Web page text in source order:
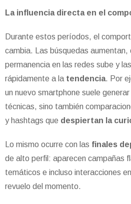
La influencia directa en el
Durante estos períodos, el
cambia. Las búsquedas aumentan,
permanencia en las redes sube y
rápidamente a la tendencia. Por
un nuevo smartphone suele
técnicas, sino también
y hashtags que despiertan la
Lo mismo ocurre con las finales
de alto perfil: aparecen campañas
temáticos e incluso interacciones
revuelo del momento.